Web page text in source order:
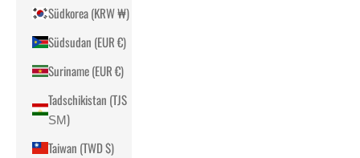
Südkorea (KRW ₩)
Südsudan (EUR €)
Suriname (EUR €)
Tadschikistan (TJS
ЅМ)
Taiwan (TWD $)